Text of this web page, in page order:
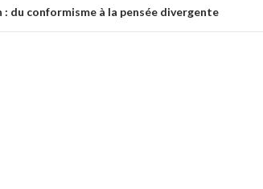
: du conformisme à la pensée divergente